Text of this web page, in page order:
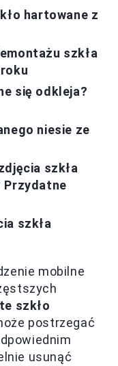
hartowane z
szkła
się odkleja?
niesie ze
szkła
Przydatne
szkła
mobilne
szkło
postrzegać
usunąć